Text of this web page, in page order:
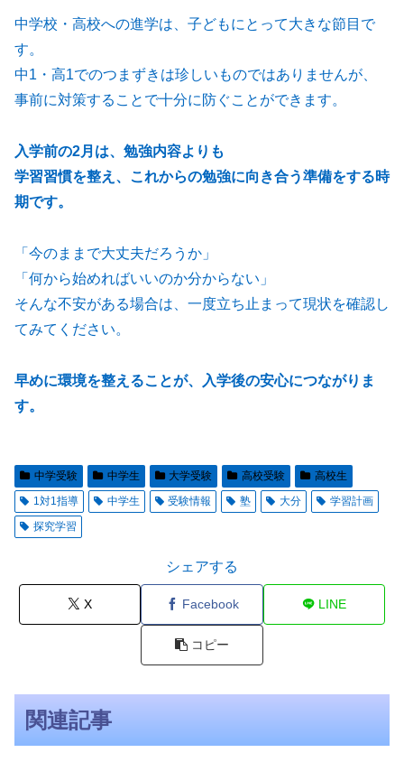
中学校・高校への進学は、子どもにとって大きな節目で
す。
中1・高1でのつまずきは珍しいものではありませんが、
事前に対策することで十分に防ぐことができます。
入学前の2月は、勉強内容よりも
学習習慣を整え、これからの勉強に向き合う準備をする時
期です。
「今のままで大丈夫だろうか」
「何から始めればいいのか分からない」
そんな不安がある場合は、一度立ち止まって現状を確認し
てみてください。
早めに環境を整えることが、入学後の安心につながりま
す。
中学受験 中学生 大学受験 高校受験
高校生
1対1指導
中学生 受験情報 塾 大分
学習計画
探究学習
シェアする
X Facebook LINE
コピー
関連記事